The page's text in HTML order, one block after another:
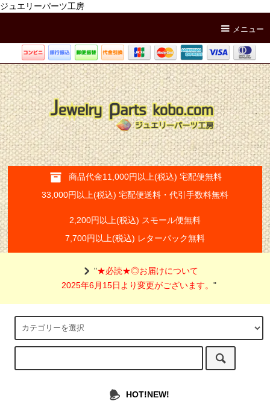
ジュエリーパーツ工房
メニュー
商品代金11,000円以上(税込) 宅配便無料
33,000円以上(税込) 宅配便送料・代引手数料無料
2,200円以上(税込) スモール便無料
7,700円以上(税込) レターパック無料
"★必読★◎お届けについて
2025年6月15日より変更がございます。"
HOT!NEW!